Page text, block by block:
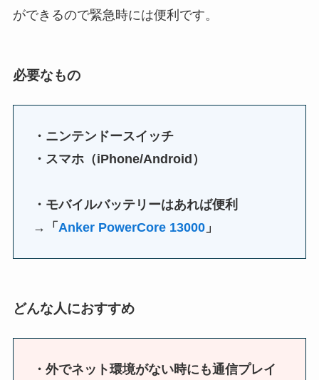
ができるので緊急時には便利です。
必要なもの
・ニンテンドースイッチ
・スマホ（iPhone/Android）
・モバイルバッテリーはあれば便利
→
「 Anker PowerCore 13000」
どんな人におすすめ
・外でネット環境がない時にも通信プレイ